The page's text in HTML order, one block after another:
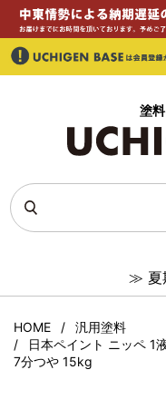
塗
≫
HOME
汎用塗料
日本ペイント ニッペ 1
7分つや 15kg